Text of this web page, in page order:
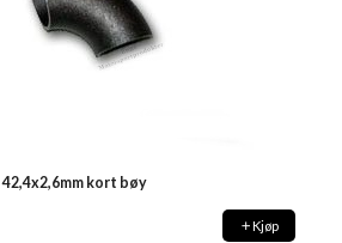
42,4x2,6mm kort bøy
Kjøp